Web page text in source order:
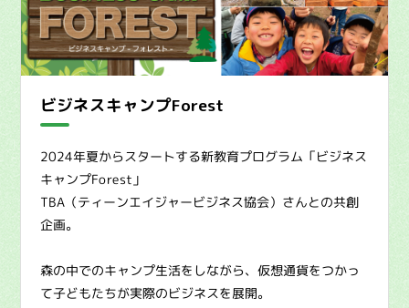
ビジネスキャンプForest
2024年夏からスタートする新教育プログラム「ビジネス
キャンプForest」
TBA（ティーンエイジャービジネス協会）さんとの共創
企画。
森の中でのキャンプ生活をしながら、仮想通貨をつかっ
て子どもたちが実際のビジネスを展開。